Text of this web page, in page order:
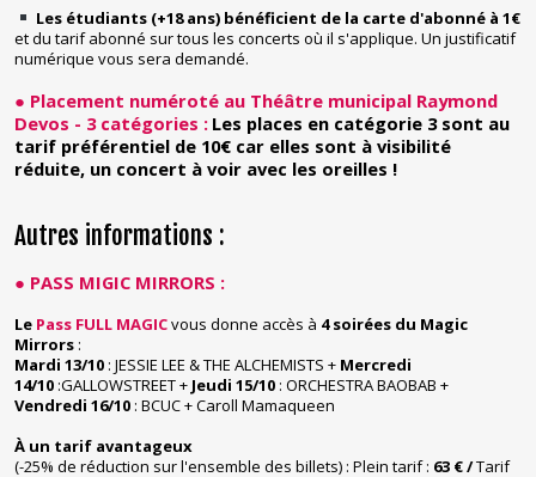
Les étudiants (+18 ans) bénéficient de la carte d'abonné à 1€
et du tarif abonné sur tous les concerts où il s'applique. Un justificatif
numérique vous sera demandé.
● Placement numéroté au Théâtre municipal Raymond
Devos - 3 catégories : Les places en catégorie 3 sont au
tarif préférentiel de 10€ car elles sont à visibilité
réduite, un concert à voir avec les oreilles !
Autres informations :
● PASS MIGIC MIRRORS :
Le Pass FULL MAGICvous donne accès à 4 soirées du Magic
Mirrors :
Mardi 13/10 : JESSIE LEE & THE ALCHEMISTS + Mercredi
14/10 :GALLOWSTREET + Jeudi 15/10 : ORCHESTRA BAOBAB +
Vendredi 16/10 : BCUC + Caroll Mamaqueen
À un tarif avantageux
(-25% de réduction sur l'ensemble des billets) : Plein tarif : 63 € /Tarif